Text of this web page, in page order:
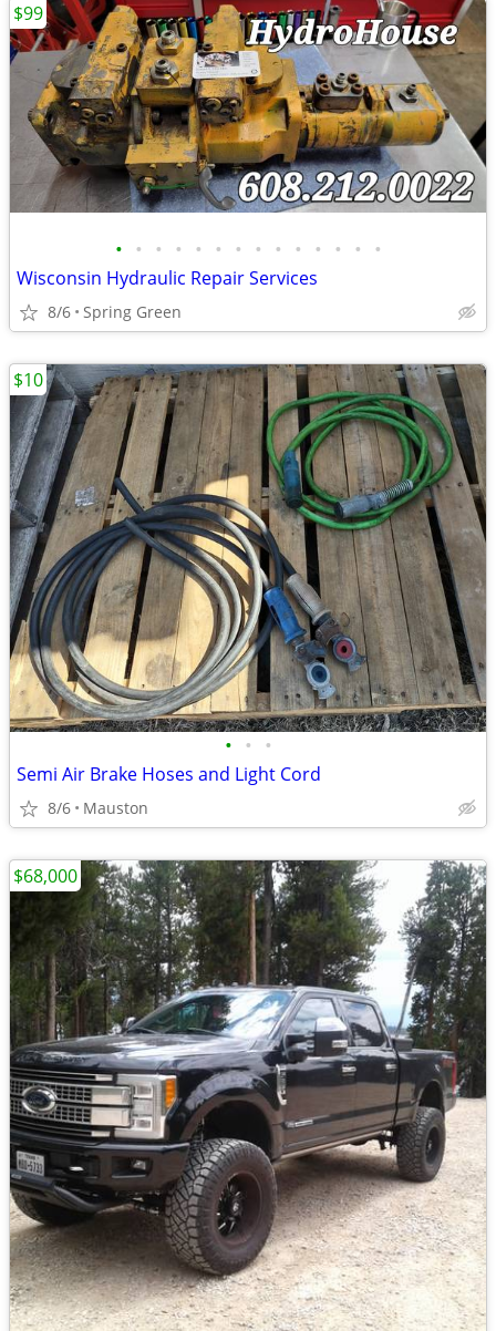
• • • • • • • • • • • • • •
Wisconsin Hydraulic Repair Services
8/6 Spring Green
$99
• • •
Semi Air Brake Hoses and Light Cord
8/6 Mauston
$10
$68,000